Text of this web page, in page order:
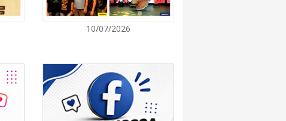
| 07:00
| 07:00
abre inscrições para entidades da sociedade civil
10/07/2026